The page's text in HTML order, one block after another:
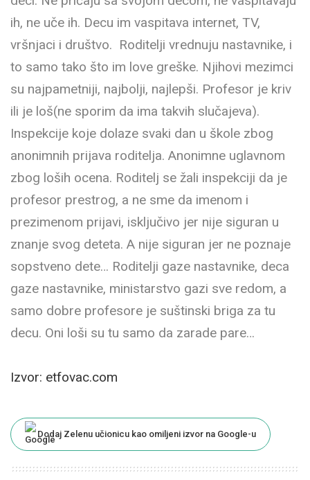
ih, ne uče ih. Decu im vaspitava internet, TV,
vršnjaci i društvo. Roditelji vrednuju nastavnike, i
to samo tako što im love greške. Njihovi mezimci
su najpametniji, najbolji, najlepši. Profesor je kriv
ili je loš(ne sporim da ima takvih slučajeva).
Inspekcije koje dolaze svaki dan u škole zbog
anonimnih prijava roditelja. Anonimne uglavnom
zbog loših ocena. Roditelj se žali inspekciji da je
profesor prestrog, a ne sme da imenom i
prezimenom prijavi, isključivo jer nije siguran u
znanje svog deteta. A nije siguran jer ne poznaje
sopstveno dete… Roditelji gaze nastavnike, deca
gaze nastavnike, ministarstvo gazi sve redom, a
samo dobre profesore je suštinski briga za tu
decu. Oni loši su tu samo da zarade pare…
Izvor: etfovac.com
Dodaj Zelenu učionicu kao omiljeni izvor na Google-u